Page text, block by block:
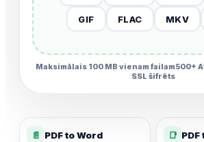
GIF FLAC MKV
Maksimālais 100 MB vienam failam500+
SSL šifrēts
📄 PDF to Word 📑 PDF